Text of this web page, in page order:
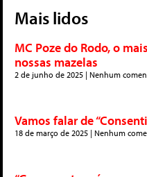
Mais lidos
MC Poze do Rodo, o
nossas mazelas
2 de junho de 2025 Nenhum
Vamos falar de
18 de março de 2025 Nenhum